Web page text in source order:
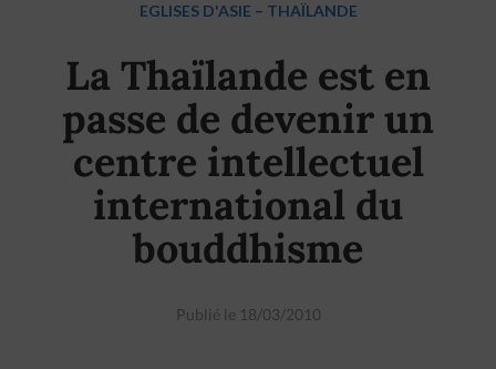
EGLISES D'ASIE – THAÏLANDE
La Thaïlande est en
passe de devenir un
centre intellectuel
international du
bouddhisme
Publié le 18/03/2010